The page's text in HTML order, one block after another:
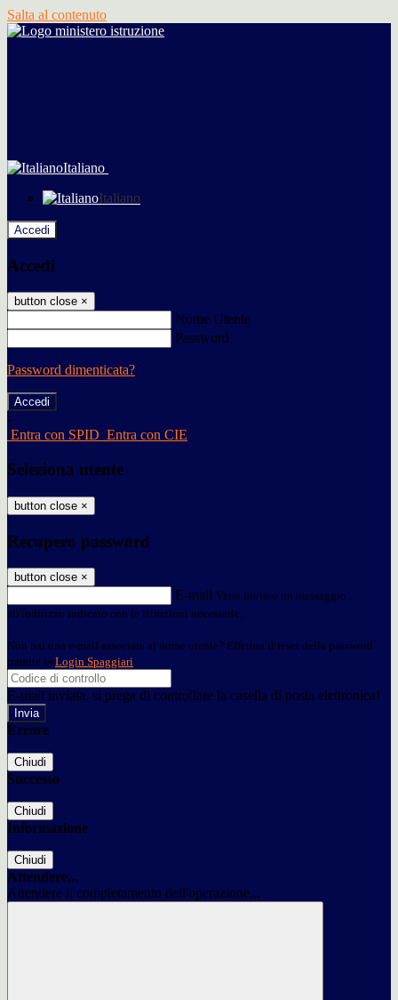
Salta al contenuto
Italiano
Italiano
Accedi
Accedi
button close ×
Nome Utente
Password
Password dimenticata?
-
Entra con SPID Entra con CIE
Seleziona utente
button close ×
Recupero password
button close ×
E-mail Verrà inviato un messaggio
all'indirizzo indicato con le istruzioni necessarie.
Non hai una e-mail associata al nome utente? Effettua il reset della password
tramite la Login Spaggiari
E-mail inviata, si prega di controllare la casella di posta elettronica!
Errore
Chiudi
Successo
Chiudi
Informazione
Chiudi
Attendere...
Attendere il completamento dell'operazione...